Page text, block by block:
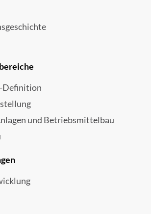
Definition
und Betriebsmittelbau